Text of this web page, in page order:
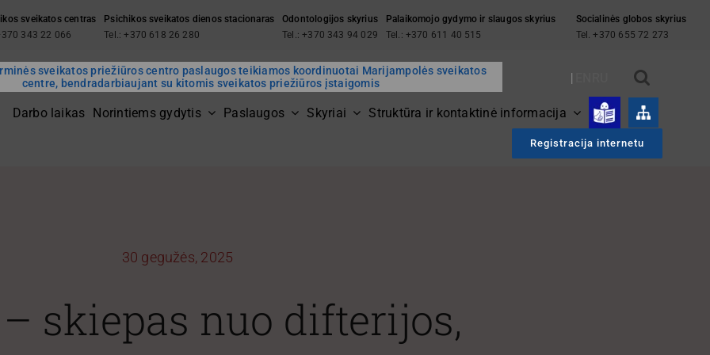
sveikatos centras
343 22 066
Psichikos sveikatos dienos stacionaras
Tel.: +370 618 26 280
Odontologijos skyrius
Tel.: +370 343 94 029
Palaikomojo gydymo ir slaugos skyrius
Tel.: +370 611 40 515
Socialinės globos skyrius
Tel. +370 655 72 273
sveikatos priežiūros centro paslaugos teikiamos koordinuotai Marijampolės sveikatos
centre, bendradarbiaujant su kitomis sveikatos priežiūros įstaigomis
Darbo laikas Norintiems gydytis Paslaugos Skyriai Struktūra ir kontaktinė informacija
Registracija internetu
30 gegužės, 2025
– skiepas nuo difterijos,